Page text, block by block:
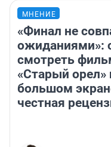
МНЕНИЕ
«Финал не
ожиданиями»:
смотреть
«Старый орел»
большом
честная